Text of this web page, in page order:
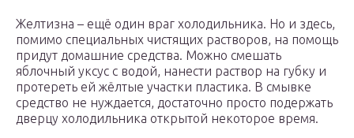
Желтизна – ещё один враг холодильника. Но и здесь,
помимо специальных чистящих растворов, на помощь
придут домашние средства. Можно смешать
яблочный уксус с водой, нанести раствор на губку и
протереть ей жёлтые участки пластика. В смывке
средство не нуждается, достаточно просто подержать
дверцу холодильника открытой некоторое время.